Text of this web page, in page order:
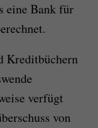
eine Bank für
Kreditbüchern
verfügt
von